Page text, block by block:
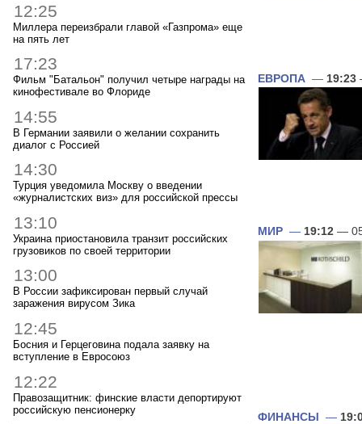
12:25
Миллера переизбрали главой «Газпрома» еще
на пять лет
17:23
Фильм "Батальон" получил четыре награды на
кинофестивале во Флориде
14:55
В Германии заявили о желании сохранить
диалог с Россией
14:30
Турция уведомила Москву о введении
«журналистских виз» для российской прессы
13:10
Украина приостановила транзит российских
грузовиков по своей территории
13:00
В России зафиксирован первый случай
заражения вирусом Зика
12:45
Босния и Герцеговина подала заявку на
вступление в Евросоюз
12:22
Правозащитник: финские власти депортируют
российскую пенсионерку
ЕВРОПА — 19:23
МИР — 19:12 —
ФИНАНСЫ —